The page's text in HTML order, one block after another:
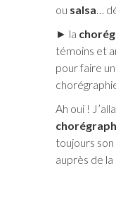
ou salsa…
► la
témoins et
pour faire un
Ah oui !
toujours son
auprès de